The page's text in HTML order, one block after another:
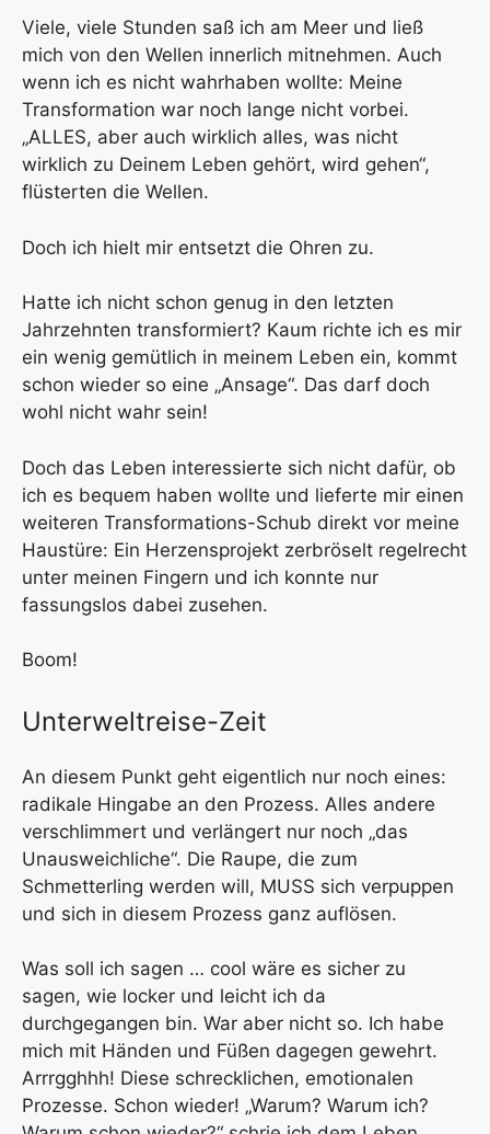
Viele, viele Stunden saß ich am Meer und ließ
mich von den Wellen innerlich mitnehmen. Auch
wenn ich es nicht wahrhaben wollte: Meine
Transformation war noch lange nicht vorbei.
„ALLES, aber auch wirklich alles, was nicht
wirklich zu Deinem Leben gehört, wird gehen“,
flüsterten die Wellen.
Doch ich hielt mir entsetzt die Ohren zu.
Hatte ich nicht schon genug in den letzten
Jahrzehnten transformiert? Kaum richte ich es mir
ein wenig gemütlich in meinem Leben ein, kommt
schon wieder so eine „Ansage“. Das darf doch
wohl nicht wahr sein!
Doch das Leben interessierte sich nicht dafür, ob
ich es bequem haben wollte und lieferte mir einen
weiteren Transformations-Schub direkt vor meine
Haustüre: Ein Herzensprojekt zerbröselt regelrecht
unter meinen Fingern und ich konnte nur
fassungslos dabei zusehen.
Boom!
Unterweltreise-Zeit
An diesem Punkt geht eigentlich nur noch eines:
radikale Hingabe an den Prozess. Alles andere
verschlimmert und verlängert nur noch „das
Unausweichliche“. Die Raupe, die zum
Schmetterling werden will, MUSS sich verpuppen
und sich in diesem Prozess ganz auflösen.
Was soll ich sagen … cool wäre es sicher zu
sagen, wie locker und leicht ich da
durchgegangen bin. War aber nicht so. Ich habe
mich mit Händen und Füßen dagegen gewehrt.
Arrrgghhh! Diese schrecklichen, emotionalen
Prozesse. Schon wieder! „Warum? Warum ich?